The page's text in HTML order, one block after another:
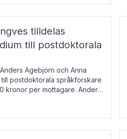
tilldelas
till postdoktorala
Agebjörn och Anna
postdoktorala språkforskare
kronor per mottagare. Anders